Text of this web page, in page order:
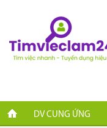
DV CUNG ỨNG